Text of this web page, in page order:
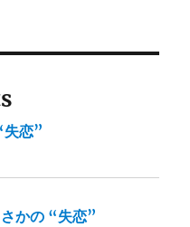
失恋”
さかの “失恋”